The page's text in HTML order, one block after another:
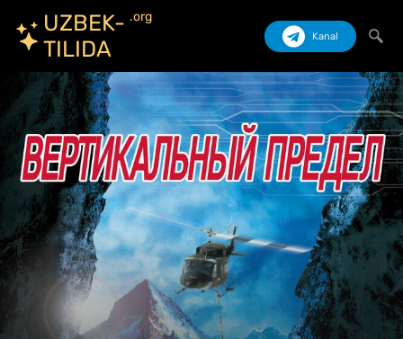
UZBEK-
TILIDA
.org
Kanal
Izlash